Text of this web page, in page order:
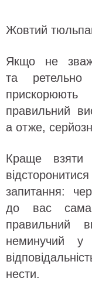
Жовтий
Якщо не
та
правильний
а отже,
Краще
запитання:
до вас
правильний
неминучий
нести.